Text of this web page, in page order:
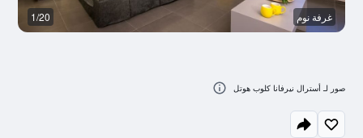
غرفة نوم 1/20
صور لـ أسترال نيرفانا كلوب هوتل